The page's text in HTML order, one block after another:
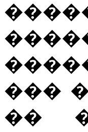
���
��